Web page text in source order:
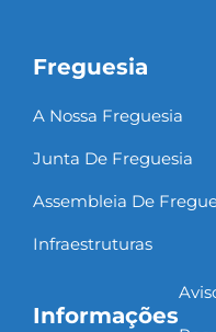
Freguesia
A Nossa Freguesia
Junta De Freguesia
Assembleia De
Infraestruturas
Informações